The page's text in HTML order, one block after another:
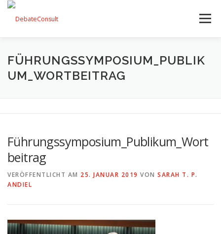
Zum
springen
Menü
UNSER ANGEBOT STREITKULTUR-BLOG
FÜHRUNGSSYMPOSIUM_PUBLIK
UM_WORTBEITRAG
Führungssymposium_Publikum_Wort
beitrag
VERÖFFENTLICHT AM 25. JANUAR 2019 VON SARAH T. P.
ANDIEL